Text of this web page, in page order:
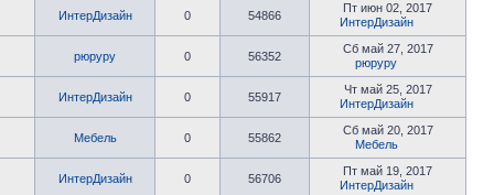
ИнтерДизайн 0 54866
Пт июн 02, 2017
ИнтерДизайн
рюруру 0 56352
Сб май 27, 2017
рюруру
ИнтерДизайн 0 55917
Чт май 25, 2017
ИнтерДизайн
Мебель 0 55862
Сб май 20, 2017
Мебель
ИнтерДизайн 0 56706
Пт май 19, 2017
ИнтерДизайн